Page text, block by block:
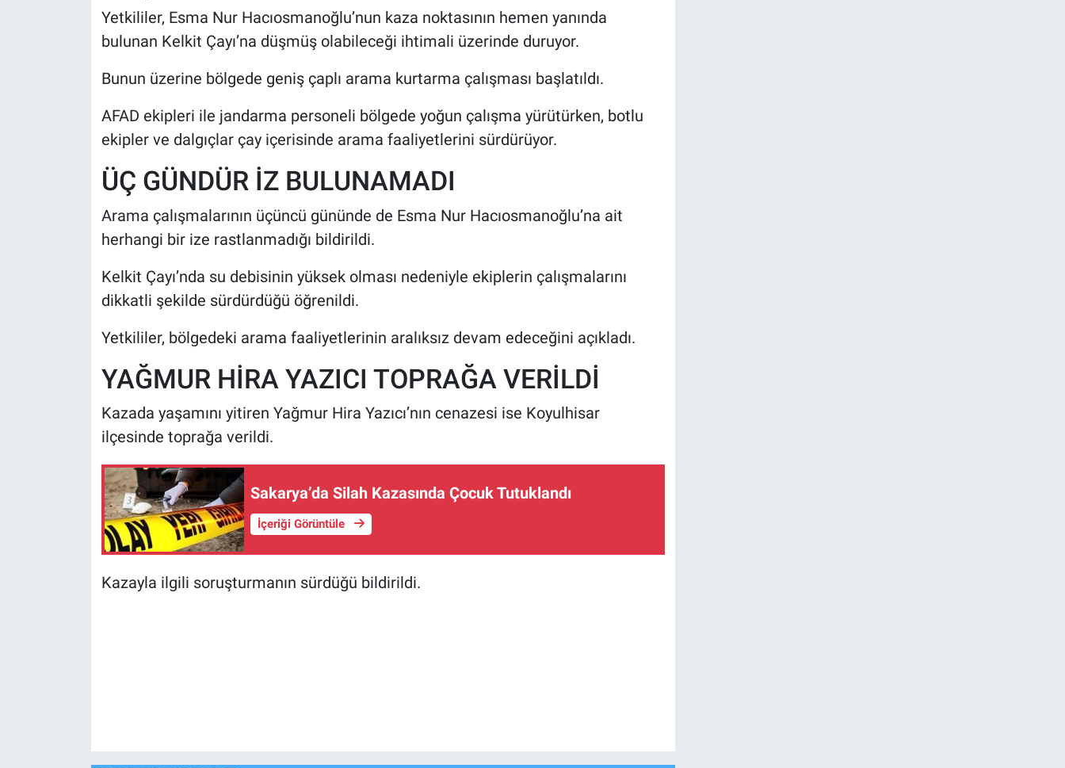
Yetkililer, Esma Nur Hacıosmanoğlu’nun kaza noktasının hemen yanında
bulunan Kelkit Çayı’na düşmüş olabileceği ihtimali üzerinde duruyor.
Bunun üzerine bölgede geniş çaplı arama kurtarma çalışması başlatıldı.
AFAD ekipleri ile jandarma personeli bölgede yoğun çalışma yürütürken, botlu
ekipler ve dalgıçlar çay içerisinde arama faaliyetlerini sürdürüyor.
ÜÇ GÜNDÜR İZ BULUNAMADI
Arama çalışmalarının üçüncü gününde de Esma Nur Hacıosmanoğlu’na ait
herhangi bir ize rastlanmadığı bildirildi.
Kelkit Çayı’nda su debisinin yüksek olması nedeniyle ekiplerin çalışmalarını
dikkatli şekilde sürdürdüğü öğrenildi.
Yetkililer, bölgedeki arama faaliyetlerinin aralıksız devam edeceğini açıkladı.
YAĞMUR HİRA YAZICI TOPRAĞA VERİLDİ
Kazada yaşamını yitiren Yağmur Hira Yazıcı’nın cenazesi ise Koyulhisar
ilçesinde toprağa verildi.
Sakarya’da Silah Kazasında Çocuk Tutuklandı
İçeriği Görüntüle
Kazayla ilgili soruşturmanın sürdüğü bildirildi.